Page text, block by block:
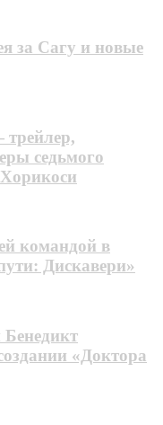
за Сагу и новые
седьмого
командой в
Дискавери»
«Доктора